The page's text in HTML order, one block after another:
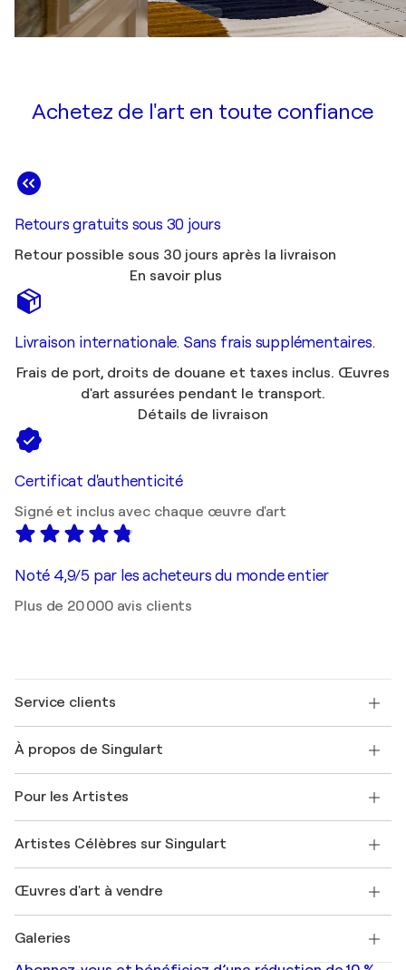
Achetez de l'art en toute confiance
Retours gratuits sous 30 jours
Retour possible sous 30 jours après la livraison
En savoir plus
Livraison internationale. Sans frais supplémentaires.
Frais de port, droits de douane et taxes inclus. Œuvres
d'art assurées pendant le transport.
Détails de livraison
Certificat d'authenticité
Signé et inclus avec chaque œuvre d'art
Noté 4,9/5 par les acheteurs du monde entier
Plus de 20 000 avis clients
Service clients
Expédition
Offrir une carte cadeau
Rejoignez notre programme commercial
Mon compte
+33 1 76 44 06 42
À propos de Singulart
FAQ
Magazine Singulart
Emplois
Découvrez une sélection d'art original
Pour les Artistes
Se connecter en tant qu'Artiste
Artistes Célèbres sur Singulart
Marc Chagall
Banksy
Mr. Brainwash
Œuvres d'art à vendre
Tableaux abstraits à vendre
Galeries